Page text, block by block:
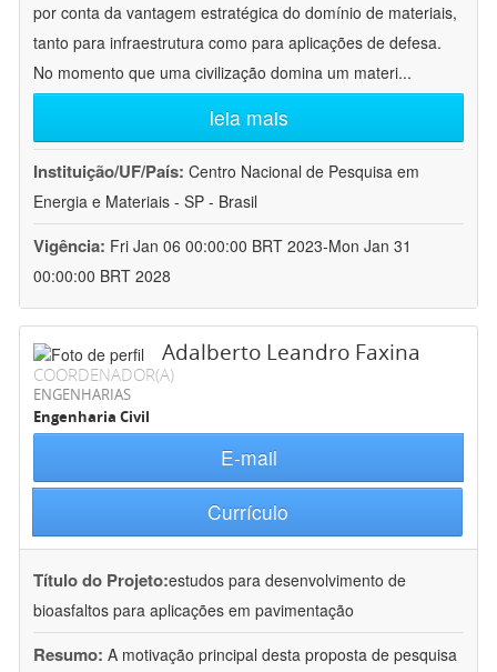
por conta da vantagem estratégica do domínio de materiais,
tanto para infraestrutura como para aplicações de defesa.
No momento que uma civilização domina um materi...
leia mais
Instituição/UF/País: Centro Nacional de Pesquisa em
Energia e Materiais - SP - Brasil
Vigência: Fri Jan 06 00:00:00 BRT 2023-Mon Jan 31
00:00:00 BRT 2028
Adalberto Leandro Faxina
COORDENADOR(A)
ENGENHARIAS
Engenharia Civil
E-mail
Currículo
Título do Projeto:estudos para desenvolvimento de
bioasfaltos para aplicações em pavimentação
Resumo: A motivação principal desta proposta de pesquisa